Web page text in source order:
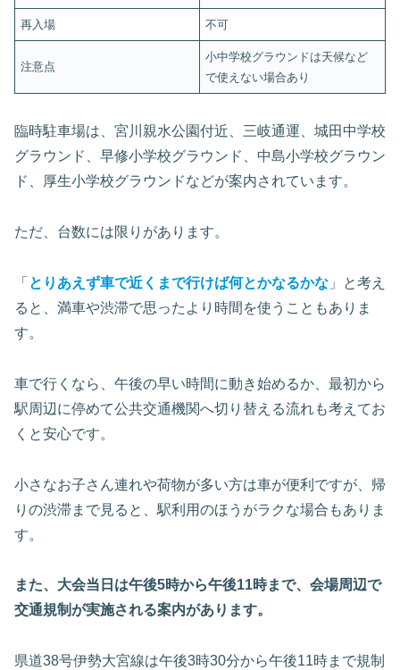
再入場 不可
注意点
小中学校グラウンドは天候など
で使えない場合あり
臨時駐車場は、宮川親水公園付近、三岐通運、城田中学校
グラウンド、早修小学校グラウンド、中島小学校グラウン
ド、厚生小学校グラウンドなどが案内されています。
ただ、台数には限りがあります。
「 とりあえず車で近くまで行けば何とかなるかな 」と考え
ると、満車や渋滞で思ったより時間を使うこともありま
す。
車で行くなら、午後の早い時間に動き始めるか、最初から
駅周辺に停めて公共交通機関へ切り替える流れも考えてお
くと安心です。
小さなお子さん連れや荷物が多い方は車が便利ですが、帰
りの渋滞まで見ると、駅利用のほうがラクな場合もありま
す。
また、大会当日は午後5時から午後11時まで、会場周辺で
交通規制が実施される案内があります。
県道38号伊勢大宮線は午後3時30分から午後11時まで規制